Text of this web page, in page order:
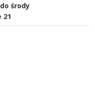
środy
21